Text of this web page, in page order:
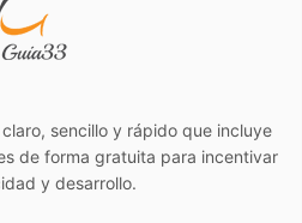
sencillo y rápido que incluye
de forma gratuita para incentivar
y desarrollo.